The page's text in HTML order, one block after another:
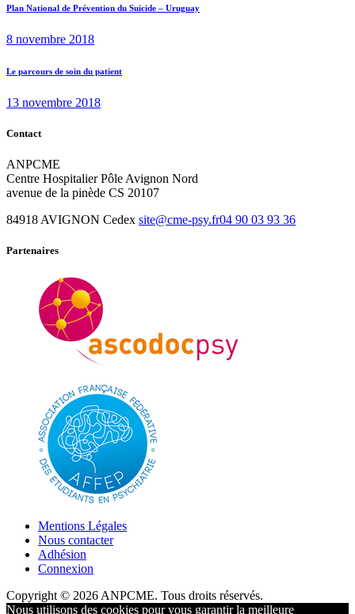
Navigation
de
Previous
Plan National de Prévention du Suicide – Uruguay
8 novembre 2018
Next
Le parcours de soin du patient
13 novembre 2018
Contact
ANPCME
Centre Hospitalier Pôle Avignon Nord
avenue de la pinède CS 20107
84918 AVIGNON Cedex site@cme-psy.fr04 90 03 93 36
Partenaires
Mentions Légales
Nous contacter
Adhésion
Connexion
Copyright © 2026 ANPCME. Tous droits réservés.
Nous utilisons des cookies pour vous garantir la meilleure